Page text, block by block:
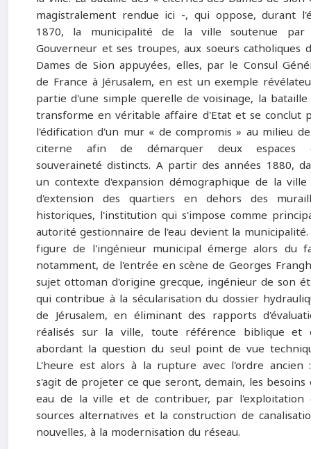
magistralement rendue ici -, qui oppose, durant
1870, la municipalité de la ville soutenue
Gouverneur et ses troupes, aux soeurs catholiques
Dames de Sion appuyées, elles, par le Consul
de France à Jérusalem, en est un exemple
partie d'une simple querelle de voisinage, la bataille
transforme en véritable affaire d'Etat et se conclut
l'édification d'un mur « de compromis » au milieu
citerne afin de démarquer deux espaces
souveraineté distincts. A partir des années 1880,
un contexte d'expansion démographique de la
d'extension des quartiers en dehors des
historiques, l'institution qui s'impose comme
autorité gestionnaire de l'eau devient la municipalité.
figure de l'ingénieur municipal émerge alors du
notamment, de l'entrée en scène de Georges
sujet ottoman d'origine grecque, ingénieur de son
qui contribue à la sécularisation du dossier
de Jérusalem, en éliminant des rapports
réalisés sur la ville, toute référence biblique et
abordant la question du seul point de vue
L'heure est alors à la rupture avec l'ordre ancien
s'agit de projeter ce que seront, demain, les besoins
eau de la ville et de contribuer, par l'exploitation
sources alternatives et la construction de
nouvelles, à la modernisation du réseau.